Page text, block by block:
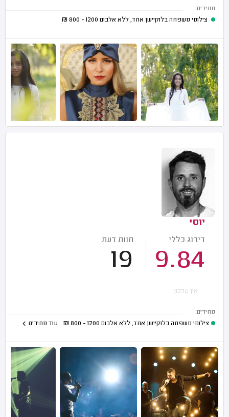
מחירים:
צילומי משפחה בלוקיישן אחד, ללא אלבום 1200 - 800
₪
יוסי
דירוג כללי
9.84
חוות דעת
19
אין עדכון
מחירים:
צילומי משפחה בלוקיישן אחד, ללא אלבום 1200 - 800
₪ עוד מחירים